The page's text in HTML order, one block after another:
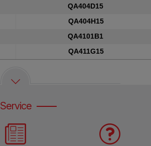
QA404D15
QA404H15
QA4101B1
QA411G15
Service